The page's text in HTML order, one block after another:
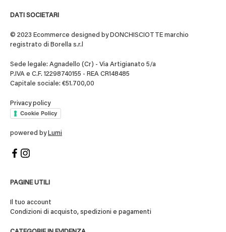
DATI SOCIETARI
© 2023 Ecommerce designed by DONCHISCIOTTE marchio
registrato di Borella s.r.l
Sede legale: Agnadello (Cr) - Via Artigianato 5/a
P.IVA e C.F. 12298740155 - REA CR148485
Capitale sociale: €51.700,00
Privacy policy
Cookie Policy
powered by Lumi
PAGINE UTILI
Il tuo account
Condizioni di acquisto, spedizioni e pagamenti